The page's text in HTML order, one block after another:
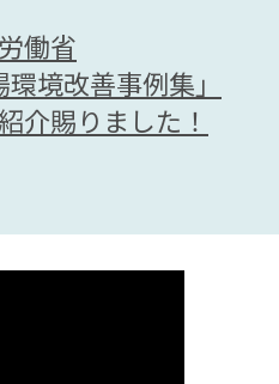
働省
境改善事例集」
介賜りました！